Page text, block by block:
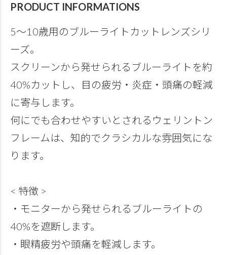
PRODUCT INFORMATIONS
5～10歳用のブルーライトカットレンズシリ
ーズ。
スクリーンから発せられるブルーライトを約
40%カットし、目の疲労・炎症・頭痛の軽減
に寄与します。
何にでも合わせやすいとされるウェリントン
フレームは、知的でクラシカルな雰囲気にな
ります。
< 特徴 >
・モニターから発せられるブルーライトの
40%を遮断します。
・眼精疲労や頭痛を軽減します。